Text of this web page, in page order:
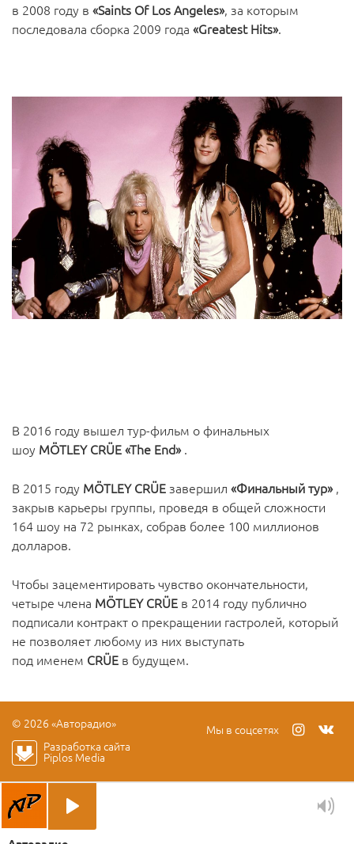
в 2008 году в «Saints Of Los Angeles», за которым
последовала сборка 2009 года «Greatest Hits».
В 2016 году вышел тур-фильм о финальных
шоу MÖTLEY CRÜE «The End».
В 2015 году MÖTLEY CRÜE завершил «Финальный тур»,
закрыв карьеры группы, проведя в общей сложности
164 шоу на 72 рынках, собрав более 100 миллионов
долларов.
Чтобы зацементировать чувство окончательности,
четыре члена MÖTLEY CRÜE в 2014 году публично
подписали контракт о прекращении гастролей, который
не позволяет любому из них выступать
под именем CRÜE в будущем.
© 2026 «Авторадио»
Мы в соцсетях
Разработка сайта
Piplos Media